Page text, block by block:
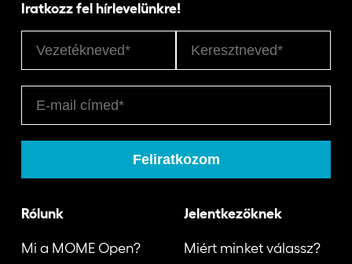
Iratkozz fel hírlevelünkre!
Rólunk
Mi a MOME Open?
Jelentkezőknek
Miért minket válassz?